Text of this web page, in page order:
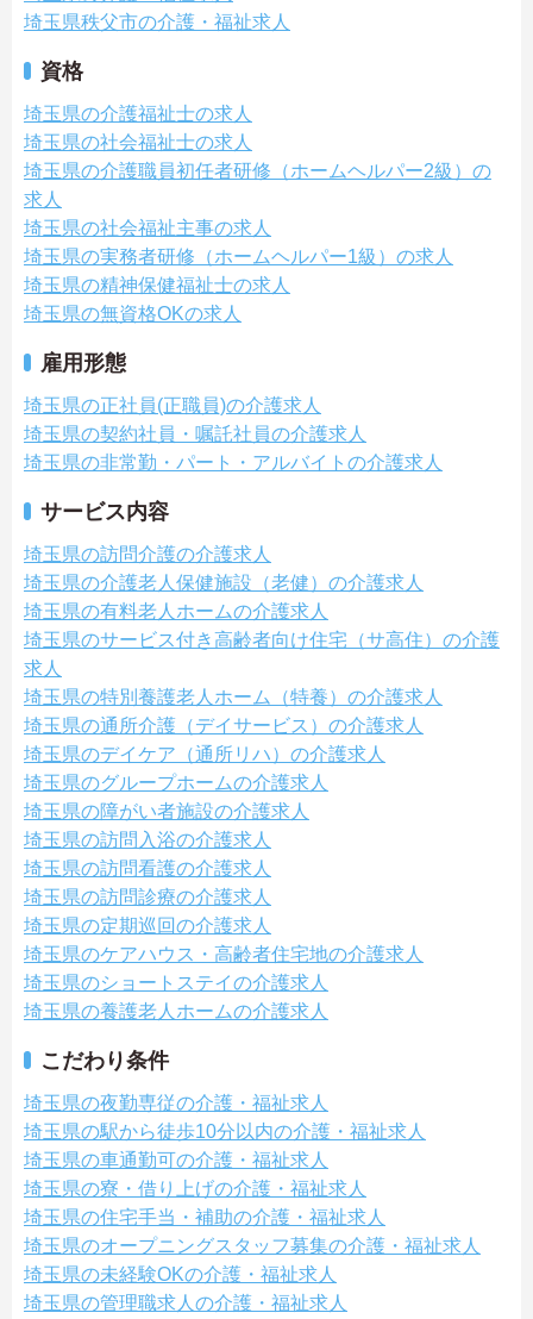
埼玉県秩父市の介護・福祉求人
資格
埼玉県の介護福祉士の求人
埼玉県の社会福祉士の求人
埼玉県の介護職員初任者研修（ホームヘルパー2級）の
求人
埼玉県の社会福祉主事の求人
埼玉県の実務者研修（ホームヘルパー1級）の求人
埼玉県の精神保健福祉士の求人
埼玉県の無資格OKの求人
雇用形態
埼玉県の正社員(正職員)の介護求人
埼玉県の契約社員・嘱託社員の介護求人
埼玉県の非常勤・パート・アルバイトの介護求人
サービス内容
埼玉県の訪問介護の介護求人
埼玉県の介護老人保健施設（老健）の介護求人
埼玉県の有料老人ホームの介護求人
埼玉県のサービス付き高齢者向け住宅（サ高住）の介護
求人
埼玉県の特別養護老人ホーム（特養）の介護求人
埼玉県の通所介護（デイサービス）の介護求人
埼玉県のデイケア（通所リハ）の介護求人
埼玉県のグループホームの介護求人
埼玉県の障がい者施設の介護求人
埼玉県の訪問入浴の介護求人
埼玉県の訪問看護の介護求人
埼玉県の訪問診療の介護求人
埼玉県の定期巡回の介護求人
埼玉県のケアハウス・高齢者住宅地の介護求人
埼玉県のショートステイの介護求人
埼玉県の養護老人ホームの介護求人
こだわり条件
埼玉県の夜勤専従の介護・福祉求人
埼玉県の駅から徒歩10分以内の介護・福祉求人
埼玉県の車通勤可の介護・福祉求人
埼玉県の寮・借り上げの介護・福祉求人
埼玉県の住宅手当・補助の介護・福祉求人
埼玉県のオープニングスタッフ募集の介護・福祉求人
埼玉県の未経験OKの介護・福祉求人
埼玉県の管理職求人の介護・福祉求人